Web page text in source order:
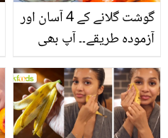
گوشت گلانے کے 4 آسان اور
آزمودہ طریقے۔۔ آپ بھی
بتائے راز